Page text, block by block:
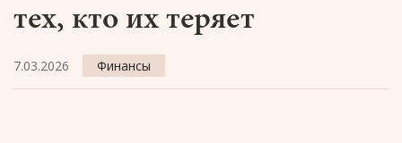
тех, кто их теряет
7.03.2026 Финансы